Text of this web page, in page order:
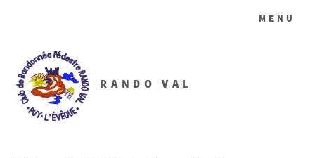
RANDO VAL
MENU